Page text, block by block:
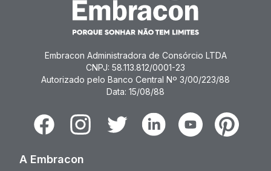
Embracon Administradora de Consórcio LTDA
CNPJ: 58.113.812/0001-23
Autorizado pelo Banco Central Nº 3/00/223/88
Data: 15/08/88
FacebookInstagramTwitter LinkedinYoutubePinterest
A Embracon